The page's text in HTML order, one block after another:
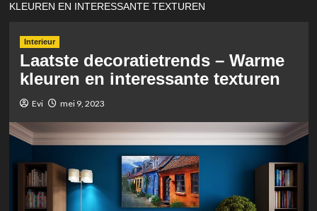
KLEUREN EN INTERESSANTE TEXTUREN
Interieur
Laatste decoratietrends – Warme
kleuren en interessante texturen
Evi mei 9, 2023